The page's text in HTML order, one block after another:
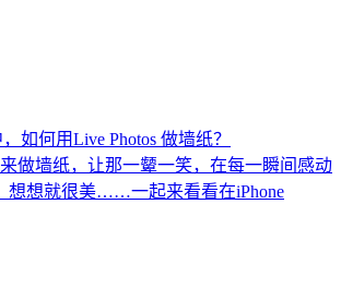
，如何用Live Photos 做墙纸？
来做墙纸，让那一颦一笑，在每一瞬间感动
想想就很美……一起来看看在iPhone